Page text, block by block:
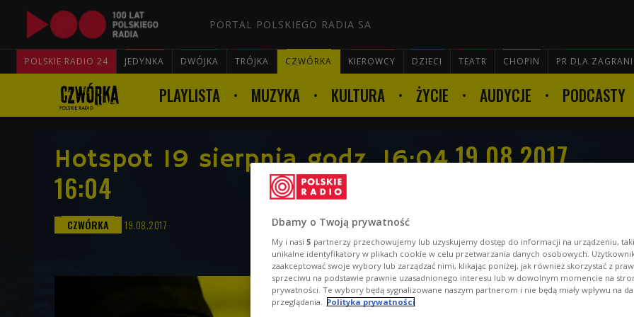
PORTAL POLSKIEGO RADIA SA
POLSKIE RADIO 24 JEDYNKA DWÓJKA TRÓJKA CZWÓRKA KIEROWCY DZIECI TEATR CHOPIN PR DLA

PLAYLISTA MUZYKA KULTURA ŻYCIE AUDYCJE PODCASTY
Hotspot 19 sierpnia godz. 16:04 19.08.2017
16:04
19.08.2017 Dbamy o Twoją prywatność
My i nasi 5 partnerzy przechowujemy lub uzyskujemy dostęp do informacji na urządzeniu,
unikalne identyfikatory w plikach cookie w celu przetwarzania danych osobowych.
zaakceptować swoje wybory lub zarządzać nimi, klikając poniżej, jak również skorzystać z
sprzeciwu na podstawie prawnie uzasadnionego interesu lub w dowolnym momencie na
prywatności. Te wybory będą sygnalizowane naszym partnerom i nie będą miały wpływu na
przeglądania. Polityka prywatności